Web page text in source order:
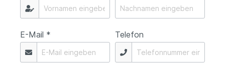
E-Mail * Telefon